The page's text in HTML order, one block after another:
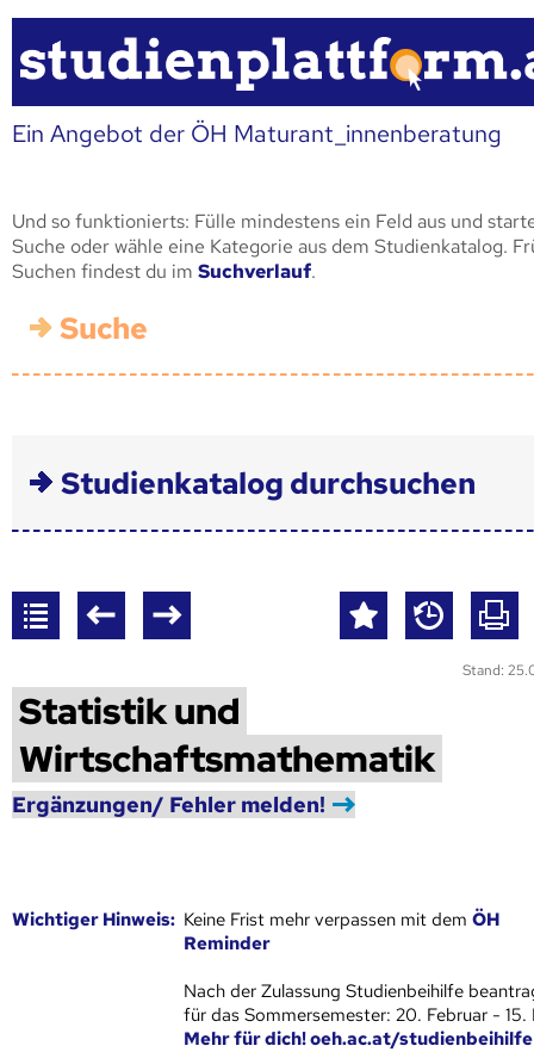
Ein Angebot der ÖH Maturant_innenberatung
Und so funktionierts: Fülle mindestens ein Feld aus und
Suche oder wähle eine Kategorie aus dem Studienkatalog.
Suchen findest du im Suchverlauf.
Suche
Studienkatalog durchsuchen
Stand:
Statistik und
Wirtschaftsmathematik
Ergänzungen/ Fehler melden!
Wich­ti­ger Hin­weis: Keine Frist mehr verpassen mit demÖH
Reminder
Nach der Zulassung Studienbeihilfe
für das Sommersemester: 20. Februar - 15.
Mehr für dich! oeh.ac.at/studienbeihilfe